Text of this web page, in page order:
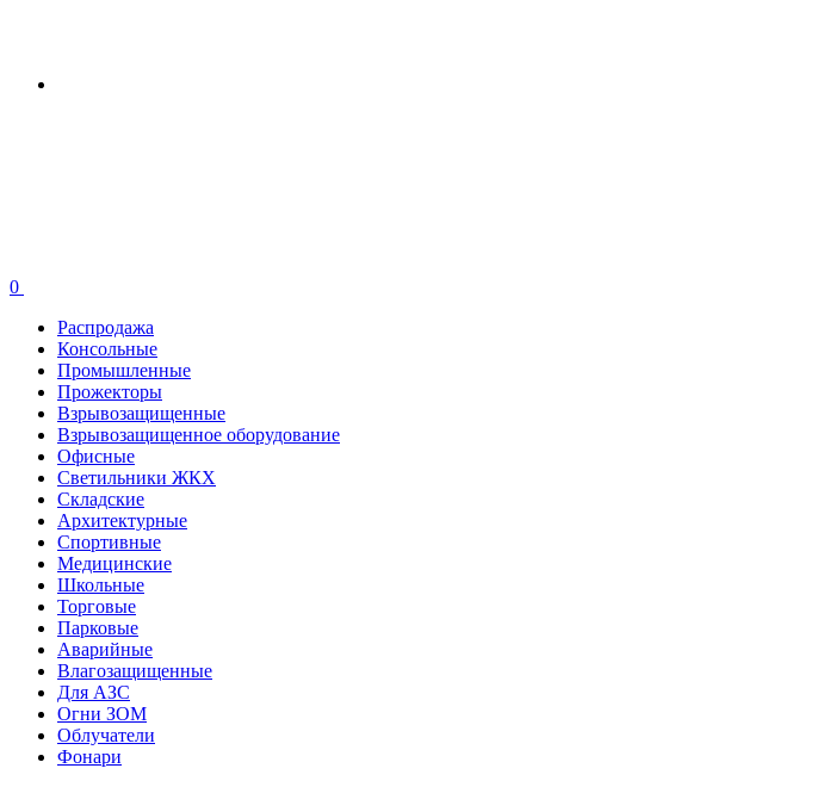
0
Распродажа
Консольные
Промышленные
Прожекторы
Взрывозащищенные
Взрывозащищенное оборудование
Офисные
Cветильники ЖКХ
Складские
Архитектурные
Спортивные
Медицинские
Школьные
Торговые
Парковые
Аварийные
Влагозащищенные
Для АЗС
Огни ЗОМ
Облучатели
Фонари